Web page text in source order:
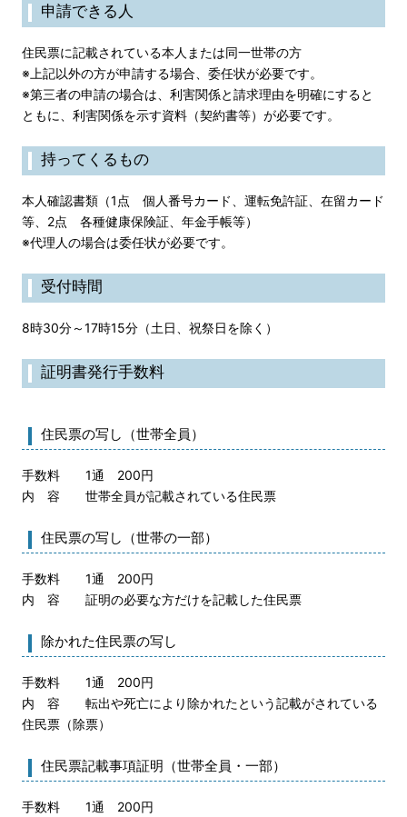
申請できる人
住民票に記載されている本人または同一世帯の方
※上記以外の方が申請する場合、委任状が必要です。
※第三者の申請の場合は、利害関係と請求理由を明確にすると
ともに、利害関係を示す資料（契約書等）が必要です。
持ってくるもの
本人確認書類（1点 個人番号カード、運転免許証、在留カード
等、2点 各種健康保険証、年金手帳等）
※代理人の場合は委任状が必要です。
受付時間
8時30分～17時15分（土日、祝祭日を除く）
証明書発行手数料
住民票の写し（世帯全員）
手数料 1通 200円
内 容 世帯全員が記載されている住民票
住民票の写し（世帯の一部）
手数料 1通 200円
内 容 証明の必要な方だけを記載した住民票
除かれた住民票の写し
手数料 1通 200円
内 容 転出や死亡により除かれたという記載がされている
住民票（除票）
住民票記載事項証明（世帯全員・一部）
手数料 1通 200円